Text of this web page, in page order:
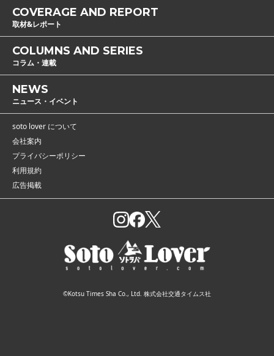
COVERAGE AND REPORT
取材&レポート
COLUMNS AND SERIES
コラム・連載
NEWS
ニュース・イベント
soto lover について
会社案内
プライバシーポリシー
利用規約
広告掲載
©Kotsu Times Sha Co., Ltd. 株式会社交通タイムス社